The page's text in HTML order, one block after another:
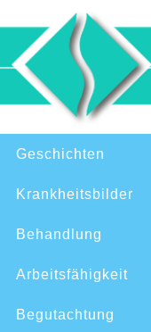
Inhalt
springen
InhaltGeschichten
Krankheitsbilder
Behandlung
Arbeitsfähigkeit
Begutachtung